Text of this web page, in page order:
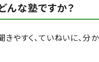
んな塾ですか？
やすく、ていねいに、分